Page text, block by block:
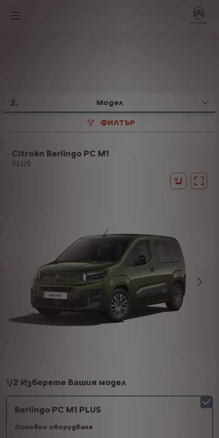
2. Модел
ФИЛТЪР
Citroën Berlingo PC M1
PLUS
1/2 Изберете Вашия модел
Berlingo PC M1 PLUS
Основно оборудване